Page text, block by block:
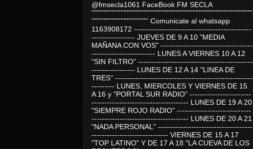
@fmsecla1061 FaceBook FM SECLA
'''''''''''''''''''''''''''''''''''''''''''''''''''''''''''''''''''''''''''''''''''''''''''''''''''''''''
''''''''''''''''''''''''''''''''''''' Comunicate al whatsapp
1163908172 ----------------------------------------------
----------------- JUEVES DE 9 A 10 "MEDIA
MAÑANA CON VOS" ------------------------------------
------------------------- LUNES A VIERNES 10 A 12
"SIN FILTRO" ---------------------------------------------
----------------- LUNES DE 12 A 14 "LINEA DE
TRES" ------------------------------------------------------
--------- LUNES, MIERCOLES Y VIERNES DE 15
A 16 y "PORTAL SUR RADIO" ------------------------
-------------------------------------- LUNES DE 19 A 20
"SIEMPRE ROJO RADIO" -----------------------------
-------------------------------------- LUNES DE 20 A 21
"NADA PERSONAL" -------------------------------------
------------------------------ VIERNES DE 15 A 17
"TOP LATINO" Y DE 17 A 18 "LA CUEVA DE LOS